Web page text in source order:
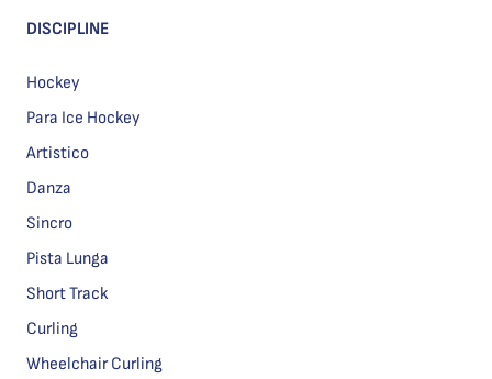
DISCIPLINE
Hockey
Para Ice Hockey
Artistico
Danza
Sincro
Pista Lunga
Short Track
Curling
Wheelchair Curling